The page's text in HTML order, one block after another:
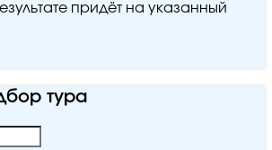
придёт на указанный
тура